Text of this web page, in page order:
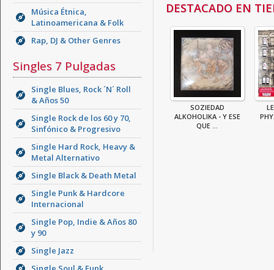
Música Étnica,
Latinoamericana & Folk
Rap, DJ & Other Genres
Singles 7 Pulgadas
Single Blues, Rock ´N´ Roll
& Años 50
Single Rock de los 60 y 70,
Sinfónico & Progresivo
Single Hard Rock, Heavy &
Metal Alternativo
Single Black & Death Metal
Single Punk & Hardcore
Internacional
Single Pop, Indie & Años 80
y 90
Single Jazz
DESTACADO EN
SOZIEDAD
ALKOHOLIKA - Y ESE
QUE ...